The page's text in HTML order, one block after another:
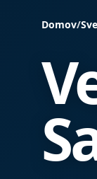
Domov/